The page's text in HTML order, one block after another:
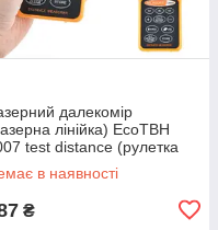
далекомір
лінійка) EcoTBH
test distance (рулетка
EM-99
в наявності
₴